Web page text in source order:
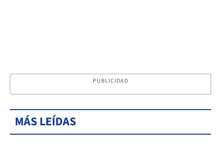
PUBLICIDAD
MÁS LEÍDAS